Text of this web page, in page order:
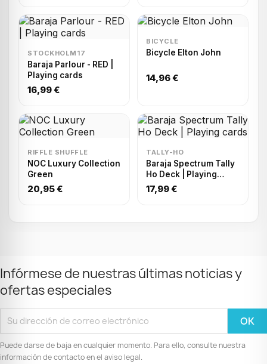
STOCKHOLM17
Baraja Parlour - RED |
Playing cards
16,99 €
BICYCLE
Bicycle Elton John
14,96 €
RIFFLE SHUFFLE
NOC Luxury Collection
Green
20,95 €
TALLY-HO
Baraja Spectrum Tally
Ho Deck | Playing
cards
17,99 €
Infórmese de nuestras últimas noticias y
ofertas especiales
Puede darse de baja en cualquier momento. Para ello, consulte nuestra
información de contacto en el aviso legal.